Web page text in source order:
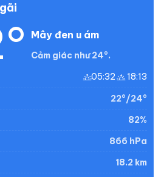
Mây đen u ám
Cảm giác như 24°.
05:32 18:13
22°/24°
82%
866 hPa
18.2 km